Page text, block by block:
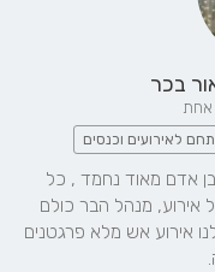
בכר
אחת
לאירועים וכנסים